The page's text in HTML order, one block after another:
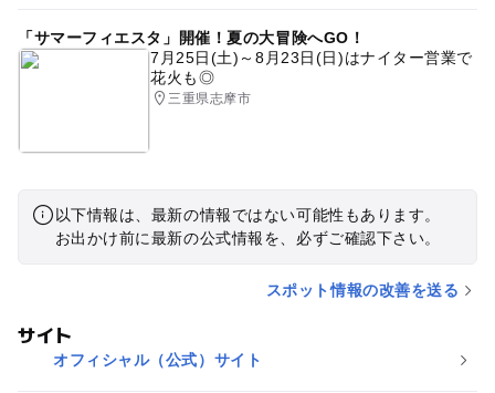
「サマーフィエスタ」開催！夏の大冒険へGO！
7月25日(土)～8月23日(日)はナイター営業で
花火も◎
三重県志摩市
以下情報は、最新の情報ではない可能性もあります。
お出かけ前に最新の公式情報を、必ずご確認下さい。
スポット情報の改善を送る
サイト
オフィシャル（公式）サイト